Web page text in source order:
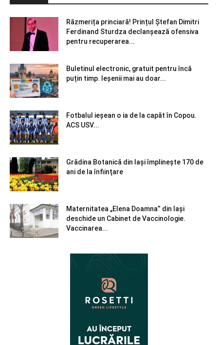
Răzmerița princiară! Prințul Ștefan Dimitri
Ferdinand Sturdza declanșează ofensiva
pentru recuperarea...
Buletinul electronic, gratuit pentru încă
puțin timp. Ieșenii mai au doar...
Fotbalul ieșean o ia de la capăt în Copou.
ACS USV...
Grădina Botanică din Iaşi împlineşte 170 de
ani de la înfiinţare
Maternitatea „Elena Doamna” din Iași
deschide un Cabinet de Vaccinologie.
Vaccinarea...